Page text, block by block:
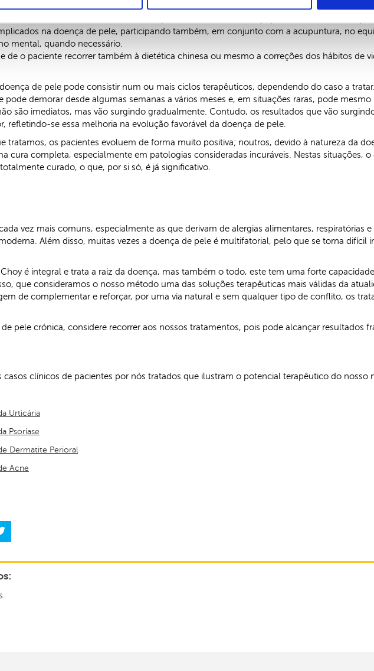
um conjunto de pontos que, em sinergia com a fitoterapia chinesa, permita tratar o
consistir numa ou mais fórmulas de plantas chinesas. Tem o papel fundamental de
na doença de pele, participando também, em conjunto com a acupuntura, no
mental, quando necessário.
de o paciente recorrer também à dietética chinesa ou mesmo a correções dos hábitos de
de pele pode consistir num ou mais ciclos terapêuticos, dependendo do caso a
pode demorar desde algumas semanas a vários meses e, em situações raras, pode
são imediatos, mas vão surgindo gradualmente. Contudo, os resultados que vão
refletindo-se essa melhoria na evolução favorável da doença de pele.
tratamos, os pacientes evoluem de forma muito positiva; noutros, devido à natureza da
cura completa, especialmente em patologias consideradas incuráveis. Nestas situações,
curado, o que, por si só, é já significativo.
vez mais comuns, especialmente as que derivam de alergias alimentares, respiratórias
Além disso, muitas vezes a doença de pele é multifatorial, pelo que se torna
é integral e trata a raiz da doença, mas também o todo, este tem uma forte
que consideramos o nosso método uma das soluções terapêuticas mais válidas da
de complementar e reforçar, por uma via natural e sem qualquer tipo de conflito, os
pele crónica, considere recorrer aos nossos tratamentos, pois pode alcançar resultados
casos clínicos de pacientes por nós tratados que ilustram o potencial terapêutico do nosso
Urticária
Psoríase
Dermatite Perioral
Acne